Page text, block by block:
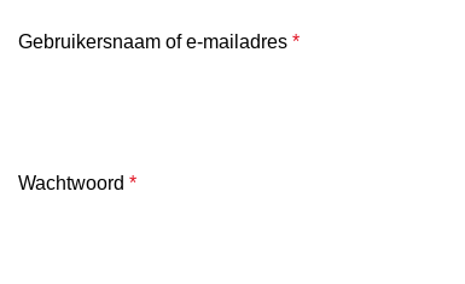
Gebruikersnaam of e-mailadres *
Wachtwoord *